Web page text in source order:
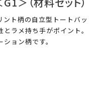
ト柄の自立型トートバッ
ラメ持ち手がポイント。
ョン柄です。